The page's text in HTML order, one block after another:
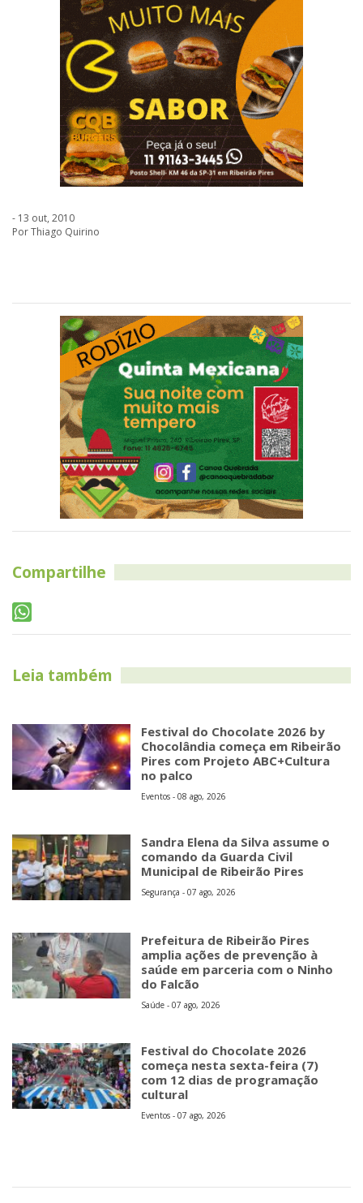
- 13 out, 2010
Por Thiago Quirino
Compartilhe
Leia também
Festival do Chocolate 2026 by
Chocolândia começa em Ribeirão
Pires com Projeto ABC+Cultura
no palco
Eventos - 08 ago, 2026
Sandra Elena da Silva assume o
comando da Guarda Civil
Municipal de Ribeirão Pires
Segurança - 07 ago, 2026
Prefeitura de Ribeirão Pires
amplia ações de prevenção à
saúde em parceria com o Ninho
do Falcão
Saúde - 07 ago, 2026
Festival do Chocolate 2026
começa nesta sexta-feira (7)
com 12 dias de programação
cultural
Eventos - 07 ago, 2026